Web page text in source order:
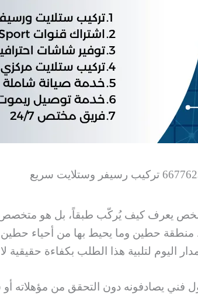
يعرف كيف يُركّب طبقاً، بل هو متخصص
حطين وما يحيط بها من أحياء حطين
لتلبية هذا الطلب بكفاءة حقيقية
فني يصادفونه دون التحقق من